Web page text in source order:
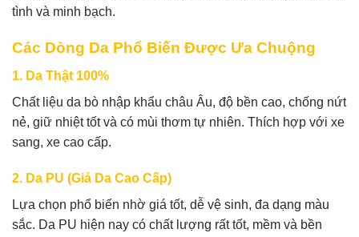
tình và minh bạch.
Các Dòng Da Phổ Biến Được Ưa Chuộng
1. Da Thật 100%
Chất liệu da bò nhập khẩu châu Âu, độ bền cao, chống nứt
nẻ, giữ nhiệt tốt và có mùi thơm tự nhiên. Thích hợp với xe
sang, xe cao cấp.
2. Da PU (Giả Da Cao Cấp)
Lựa chọn phổ biến nhờ giá tốt, dễ vệ sinh, đa dạng màu
sắc. Da PU hiện nay có chất lượng rất tốt, mềm và bền